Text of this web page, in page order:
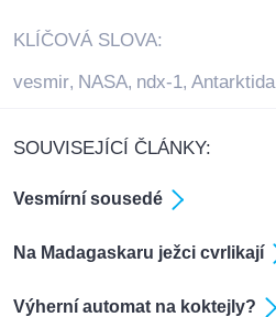
KLÍČOVÁ SLOVA:
vesmir, NASA, ndx-1, Antarktida
SOUVISEJÍCÍ ČLÁNKY:
Vesmírní sousedé
Na Madagaskaru ježci cvrlikají
Výherní automat na koktejly?